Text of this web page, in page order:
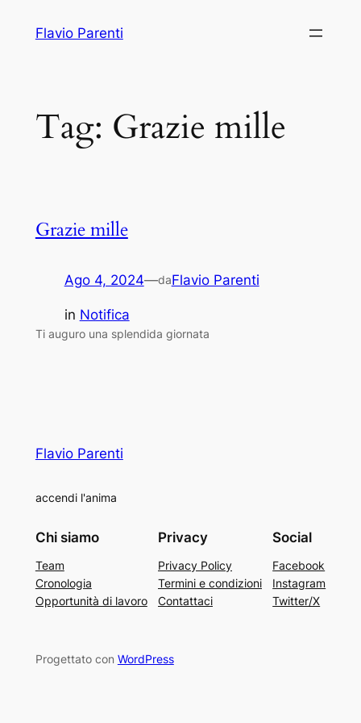
Flavio Parenti
Tag: Grazie mille
Grazie mille
Ago 4, 2024—daFlavio Parenti
in Notifica
Ti auguro una splendida giornata
Flavio Parenti
accendi l'anima
Chi siamo
Team
Cronologia
Opportunità di lavoro
Privacy
Privacy Policy
Termini e condizioni
Contattaci
Social
Facebook
Instagram
Twitter/X
Progettato con WordPress